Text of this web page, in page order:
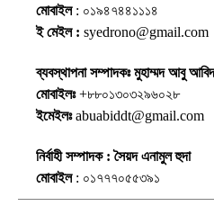
মোবাইল: ০১৯৪৭৪৪১১১৪
ই মেইল : syedrono@gmail.com
ব্যবস্থাপনা সম্পাদকঃ মুহাম্মদ আবু আবিদ
মোবাইলঃ+৮৮০১৩০৩২৯৬০২৮
ইমেইলঃabuabiddt@gmail.com
নির্বাহী সম্পাদক : সৈয়দ এনামুল হুদা
মোবাইল: ০১৭৭৭০৫৫৩৯১